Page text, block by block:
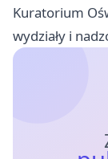
Kuratorium
wydziały i